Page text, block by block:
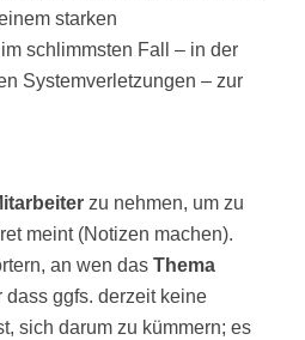
starken
schlimmsten Fall – in der
Systemverletzungen – zur
zu nehmen, um zu
meint (Notizen machen).
an wen das Thema
ggfs. derzeit keine
sich darum zu kümmern; es